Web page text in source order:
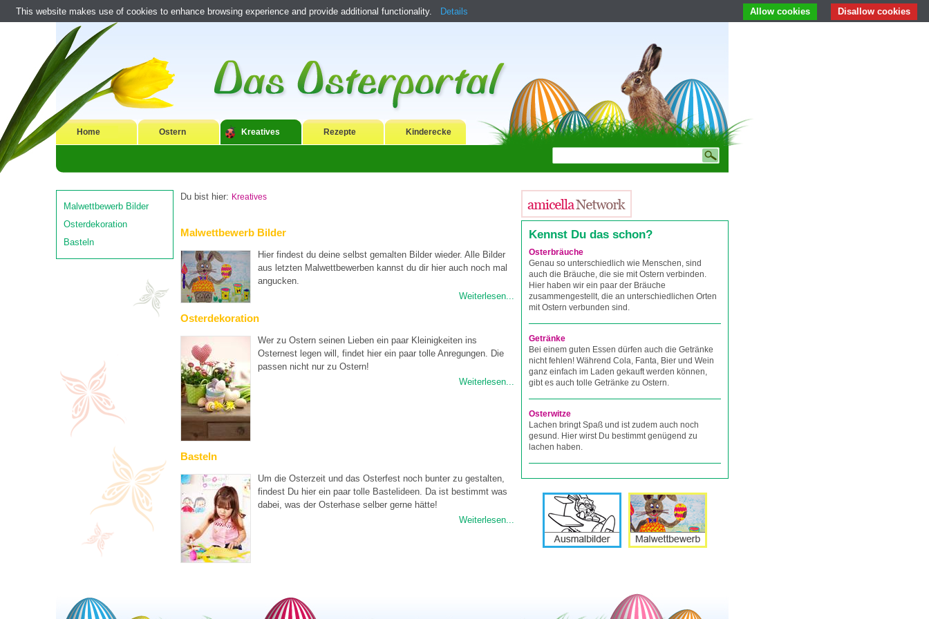
Home Ostern Kreatives Rezepte Kinderecke
Malwettbewerb Bilder
Osterdekoration
Basteln
Du bist hier: Kreatives
Malwettbewerb Bilder
Hier findest du deine selbst gemalten Bilder wieder. Alle Bilder
aus letzten Malwettbewerben kannst du dir hier auch noch mal
angucken.
Weiterlesen...
Osterdekoration
Wer zu Ostern seinen Lieben ein paar Kleinigkeiten ins
Osternest legen will, findet hier ein paar tolle Anregungen. Die
passen nicht nur zu Ostern!
Weiterlesen...
Basteln
Um die Osterzeit und das Osterfest noch bunter zu gestalten,
findest Du hier ein paar tolle Bastelideen. Da ist bestimmt was
dabei, was der Osterhase selber gerne hätte!
Weiterlesen...
Kennst Du das schon?
Osterbräuche
Genau so unterschiedlich wie Menschen, sind
auch die Bräuche, die sie mit Ostern verbinden.
Hier haben wir ein paar der Bräuche
zusammengestellt, die an unterschiedlichen Orten
mit Ostern verbunden sind.
Getränke
Bei einem guten Essen dürfen auch die Getränke
nicht fehlen! Während Cola, Fanta, Bier und Wein
ganz einfach im Laden gekauft werden können,
gibt es auch tolle Getränke zu Ostern.
Osterwitze
Lachen bringt Spaß und ist zudem auch noch
gesund. Hier wirst Du bestimmt genügend zu
lachen haben.
This website makes use of cookies to enhance browsing experience and provide additional functionality. Details Disallow cookies
Allow cookies